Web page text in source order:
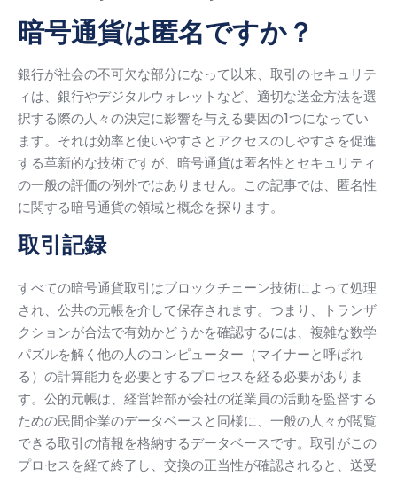
暗号通貨は匿名ですか？
銀行が社会の不可欠な部分になって以来、取引のセキュリテ
ィは、銀行やデジタルウォレットなど、適切な送金方法を選
択する際の人々の決定に影響を与える要因の1つになってい
ます。 それは効率と使いやすさとアクセスのしやすさを促進
する革新的な技術ですが、暗号通貨は匿名性とセキュリティ
の一般の評価の例外ではありません。
この記事では、匿名性
に関する暗号通貨の領域と概念を探ります。
取引記録
すべての暗号通貨取引はブロックチェーン技術によって処理
され、公共の元帳を介して保存されます。 つまり、トランザ
クションが合法で有効かどうかを確認するには、複雑な数学
パズルを解く他の人のコンピューター（マイナーと呼ばれ
る）の計算能力を必要とするプロセスを経る必要がありま
す。 公的元帳は、経営幹部が会社の従業員の活動を監督する
ための民間企業のデータベースと同様に、一般の人々が閲覧
できる取引の情報を格納するデータベースです。 取引がこの
プロセスを経て終了し、交換の正当性が確認されると、送受